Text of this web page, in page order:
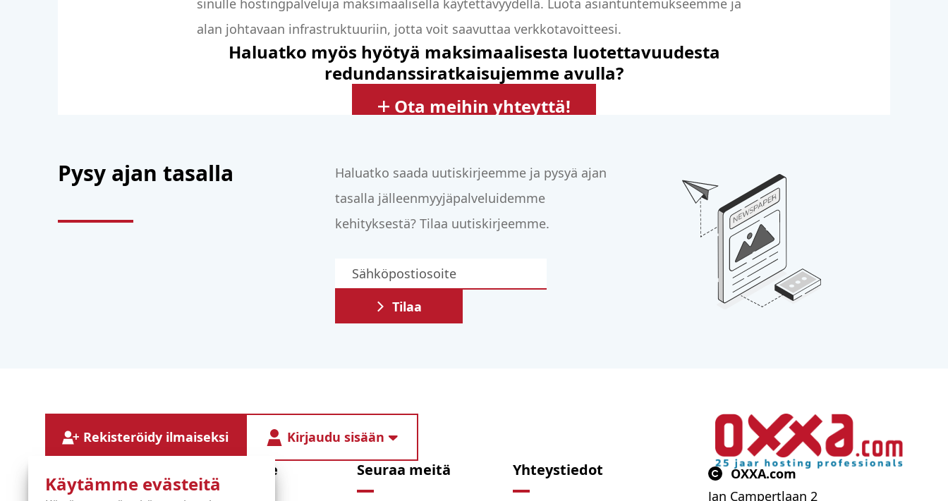
Käytämme evästeitä
sinulle hostingpalveluja maksimaalisella käytettävyydellä. Luota asiantuntemukseemme ja
alan johtavaan infrastruktuuriin, jotta voit saavuttaa verkkotavoitteesi.
Haluatko myös hyötyä maksimaalisesta luotettavuudesta
redundanssiratkaisujemme avulla?
Ota meihin yhteyttä!
Pysy ajan tasalla
Haluatko saada uutiskirjeemme ja pysyä ajan
tasalla jälleenmyyjäpalveluidemme
kehityksestä? Tilaa uutiskirjeemme.
Tilaa
Rekisteröidy ilmaiseksi Kirjaudu sisään
Informatie Seuraa meitä Yhteystiedot
OXXA.com
Jan Campertlaan 2